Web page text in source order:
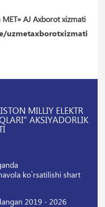
MET» AJ Axborot xizmati
uzmetaxborotxizmati
MILLIY ELEKTR
AKSIYADORLIK
ko`rsatilishi shart
2019 - 2026